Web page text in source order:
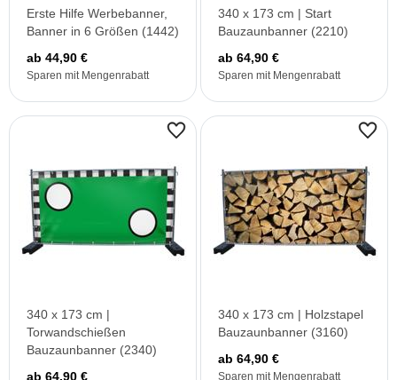
Erste Hilfe Werbebanner,
Banner in 6 Größen (1442)
ab 44,90 €
Sparen mit Mengenrabatt
340 x 173 cm | Start
Bauzaunbanner (2210)
ab 64,90 €
Sparen mit Mengenrabatt
340 x 173 cm |
Torwandschießen
Bauzaunbanner (2340)
ab 64,90 €
340 x 173 cm | Holzstapel
Bauzaunbanner (3160)
ab 64,90 €
Sparen mit Mengenrabatt